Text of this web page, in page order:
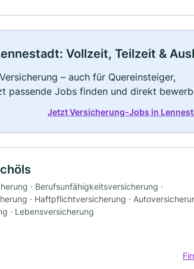
Vollzeit, Teilzeit &
– auch für Quereinsteiger,
passende Jobs finden und direkt
Jetzt Versicherung-Jobs in
· Berufsunfähigkeitsversicherung ·
· Haftpflichtversicherung ·
· Lebensversicherung